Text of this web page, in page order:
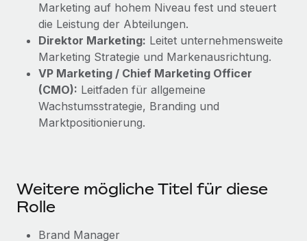
Marketing auf hohem Niveau fest und steuert
die Leistung der Abteilungen.
Direktor Marketing: Leitet unternehmensweite
Marketing Strategie und Markenausrichtung.
VP Marketing / Chief Marketing Officer
(CMO): Leitfaden für allgemeine
Wachstumsstrategie, Branding und
Marktpositionierung.
Weitere mögliche Titel für diese
Rolle
Brand Manager